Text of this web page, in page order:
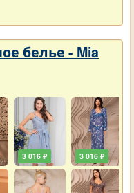
белье - Mia
3 016 ₽ 3 016 ₽